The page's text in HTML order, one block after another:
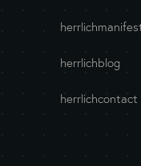
herrlichblog
herrlichcontact